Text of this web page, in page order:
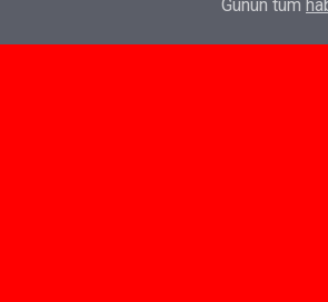
Özlem Drahyalı
Günün tüm